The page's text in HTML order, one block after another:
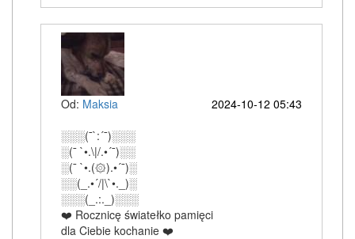
Od: Maksia
2024-10-12 05:43
░░░(¯`:´¯)░░░
░(¯ `•.\|/.•´¯)░░
░(¯ `•.(۞).•´¯)░
░░(_.•´/|\`•._)░
░░░(_.:._)░░░
❤️ Rocznicę światełko pamięci
dla Ciebie kochanie ❤️